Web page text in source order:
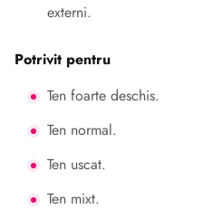
externi.
Potrivit pentru
Ten foarte deschis.
Ten normal.
Ten uscat.
Ten mixt.